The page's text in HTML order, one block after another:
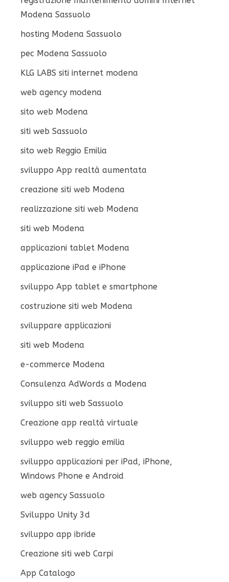
Modena Sassuolo
hosting Modena Sassuolo
pec Modena Sassuolo
KLG LABS siti internet modena
web agency modena
sito web Modena
siti web Sassuolo
sito web Reggio Emilia
sviluppo App realtà aumentata
creazione siti web Modena
realizzazione siti web Modena
siti web Modena
applicazioni tablet Modena
applicazione iPad e iPhone
sviluppo App tablet e smartphone
costruzione siti web Modena
sviluppare applicazioni
siti web Modena
e-commerce Modena
Consulenza AdWords a Modena
sviluppo siti web Sassuolo
Creazione app realtà virtuale
sviluppo web reggio emilia
sviluppo applicazioni per iPad, iPhone,
Windows Phone e Android
web agency Sassuolo
Sviluppo Unity 3d
sviluppo app ibride
Creazione siti web Carpi
App Catalogo